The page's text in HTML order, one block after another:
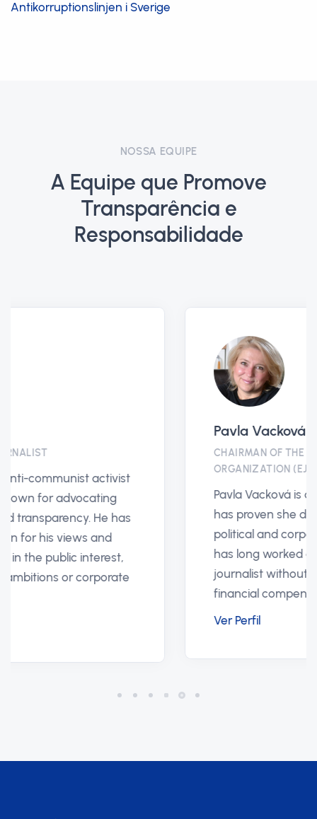
Antikorruptionslinjen i Sverige
NOSSA EQUIPE
A Equipe que Promove
Transparência e
Responsabilidade
CHAIRMAN OF THE EUROPEAN JUSTICE
Pavla Vacková is a prominent figure who
has proven she does not shy away from
political and corporate harassment. She
has long worked as an independent
journalist without any demand for